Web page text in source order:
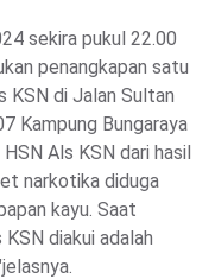
sekira pukul 22.00
penangkapan satu
KSN di Jalan Sultan
Kampung Bungaraya
Als KSN dari hasil
narkotika diduga
kayu. Saat
diakui adalah